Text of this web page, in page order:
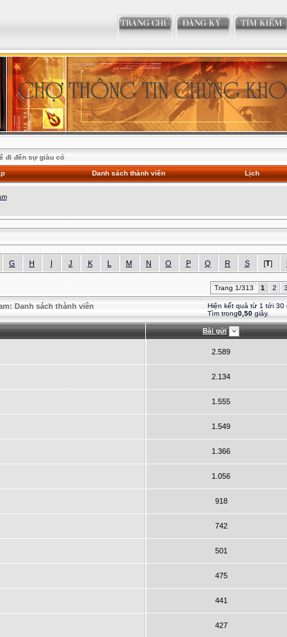
đi đến sự giàu có
Danh sách thành viên Lịch
G H I J K L M N O P Q R S [T]
Trang 1/313 1 2 3
Hiện kết quả từ 1 tới 30
Tìm trong0,50giây.
Danh sách thành viên
Bài gửi
2.589
2.134
1.555
1.549
1.366
1.056
918
742
501
475
441
427